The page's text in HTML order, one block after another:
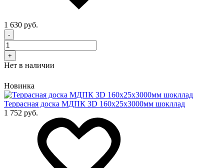
1 630 руб.
-
+
Нет в наличии
Новинка
Террасная доска МДПК 3D 160x25х3000мм шокллад
1 752 руб.